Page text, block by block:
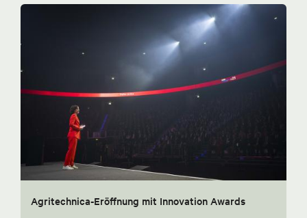
Agritechnica-Eröffnung mit Innovation Awards